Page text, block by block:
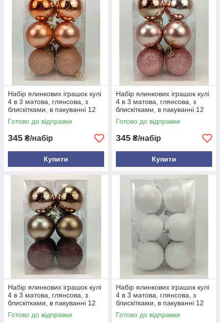
Набір ялинкових іграшок кулі
4 в 3 матова, глянсова, з
блискітками, в пакуванні 12
штук, d 8 см, пластик Мідь
Готово до відправки
345 ₴/набір
Купити
Набір ялинкових іграшок кулі
4 в 3 матова, глянсова, з
блискітками, в пакуванні 12
штук, d 8 см, пластик Пудра
Готово до відправки
345 ₴/набір
Купити
Набір ялинкових іграшок кулі
4 в 3 матова, глянсова, з
блискітками, в пакуванні 12
штук, d 8 см, пластик
Коричневий
Готово до відправки
Набір ялинкових іграшок кулі
4 в 3 матова, глянсова, з
блискітками, в пакуванні 12
штук, d 8 см, пластик Білий
Готово до відправки